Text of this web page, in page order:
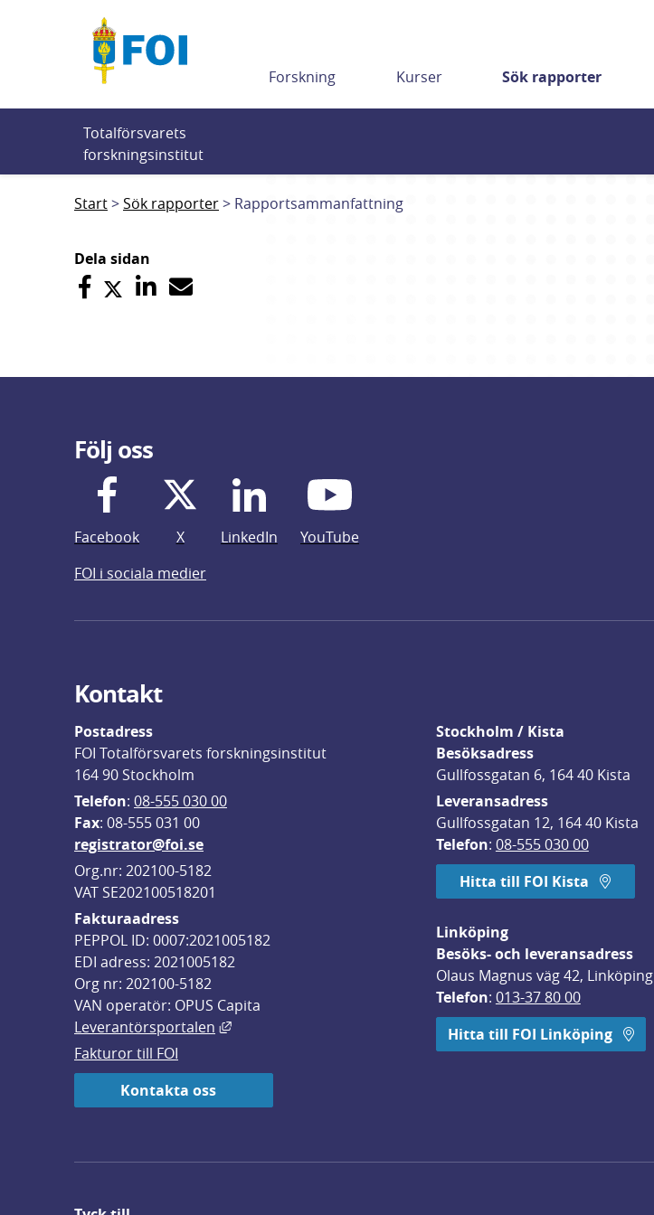
Forskning Kurser Sök rapporter
Totalförsvarets
forskningsinstitut
Start Sök rapporter Rapportsammanfattning
Dela sidan
Följ oss
Facebook X LinkedIn
YouTube
FOI i sociala medier
Kontakt
Postadress
FOI Totalförsvarets forskningsinstitut
164 90 Stockholm
Telefon: 08-555 030 00
Fax: 08-555 031 00
registrator@foi.se
Org.nr: 202100-5182
VAT SE202100518201
Fakturaadress
PEPPOL ID: 0007:2021005182
EDI adress: 2021005182
Org nr: 202100-5182
VAN operatör: OPUS Capita
Leverantörsportalen
Länk till annan webbplats, öppnas i nytt fönster.
Fakturor till FOI
Kontakta oss
Stockholm / Kista
Besöksadress
Gullfossgatan 6, 164 40 Kista
Leveransadress
Gullfossgatan 12, 164 40 Kista
Telefon: 08-555 030 00
Hitta till FOI Kista
Linköping
Besöks- och leveransadress
Olaus Magnus väg 42, Linköping
Telefon: 013-37 80 00
Hitta till FOI Linköping